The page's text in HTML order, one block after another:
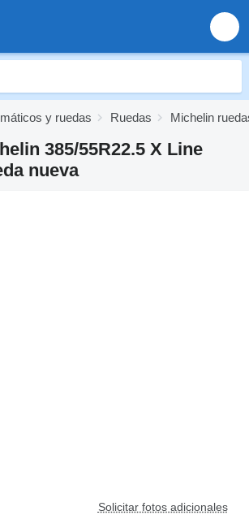
y ruedas Ruedas Michelin
385/55R22.5 X Line
nueva
Solicitar fotos adicionales